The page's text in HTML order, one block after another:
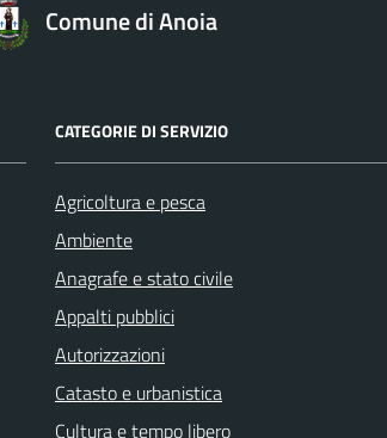
Comune di Anoia
CATEGORIE DI SERVIZIO
Agricoltura e pesca
Ambiente
Anagrafe e stato civile
Appalti pubblici
Autorizzazioni
Catasto e urbanistica
Cultura e tempo libero